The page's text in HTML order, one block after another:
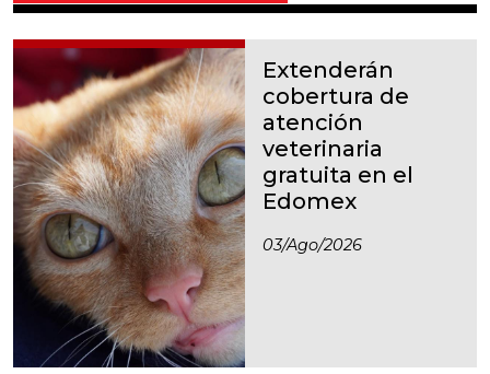
Extenderán
cobertura de
atención
veterinaria
gratuita en el
Edomex
03/ago/2026